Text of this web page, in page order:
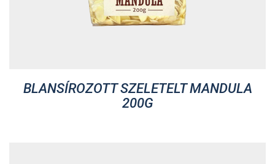
BLANSÍROZOTT SZELETELT MANDULA
200G